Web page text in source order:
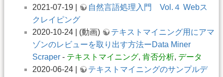
2021-07-19 |
自然言語処理入門 Vol.４ Webス
クレイピング
2020-10-24 | (動画)
テキストマイニング用にアマ
ゾンのレビューを取り出す方法ーData Miner
Scraper - テキストマイニング, 肯否分析, データ
2020-06-24 |
テキストマイニングのサンプルデ